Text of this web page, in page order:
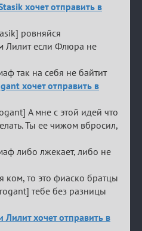
хочет отправить в
ровняйся
Лилит если Флюра не
так на себя не байтит
хочет отправить в
А мне с этой идей что
Ты ее чижом вбросил,
либо лжекает, либо не
ком, то это фиаско братцы
тебе без разницы
Лилит хочет отправить в